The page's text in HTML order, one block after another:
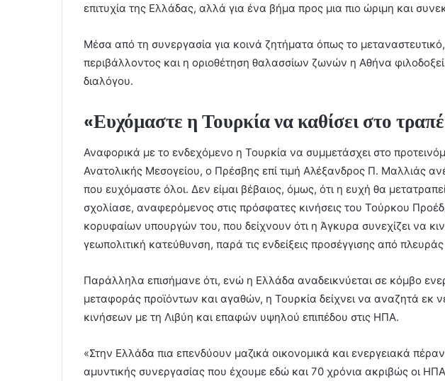
επιτυχία της Ελλάδας, αλλά για ένα βήμα προς μια πιο ώριμη και
Μέσα από τη συνεργασία για κοινά ζητήματα όπως το
περιβάλλοντος και η οριοθέτηση θαλασσίων ζωνών η Αθήνα
διαλόγου.
«Ευχόμαστε η Τουρκία να καθίσει στο
Αναφορικά με το ενδεχόμενο η Τουρκία να συμμετάσχει στο
Ανατολικής Μεσογείου, ο Πρέσβης επί τιμή Αλέξανδρος Π. Μαλλιάς
που ευχόμαστε όλοι. Δεν είμαι βέβαιος, όμως, ότι η ευχή θα
σχολίασε, αναφερόμενος στις πρόσφατες κινήσεις του Τούρκου
κορυφαίων υπουργών του, που δείχνουν ότι η Άγκυρα συνεχίζει να
γεωπολιτική κατεύθυνση, παρά τις ενδείξεις προσέγγισης από
Παράλληλα επισήμανε ότι, ενώ η Ελλάδα αναδεικνύεται σε κόμβο
μεταφοράς προϊόντων και αγαθών, η Τουρκία δείχνει να αναζητά εκ
κινήσεων με τη Λιβύη και επαφών υψηλού επιπέδου στις ΗΠΑ.
«Στην Ελλάδα πια επενδύουν μαζικά οικονομικά και ενεργειακά
αμυντικής συνεργασίας που έχουμε εδώ και 70 χρόνια ακριβώς οι